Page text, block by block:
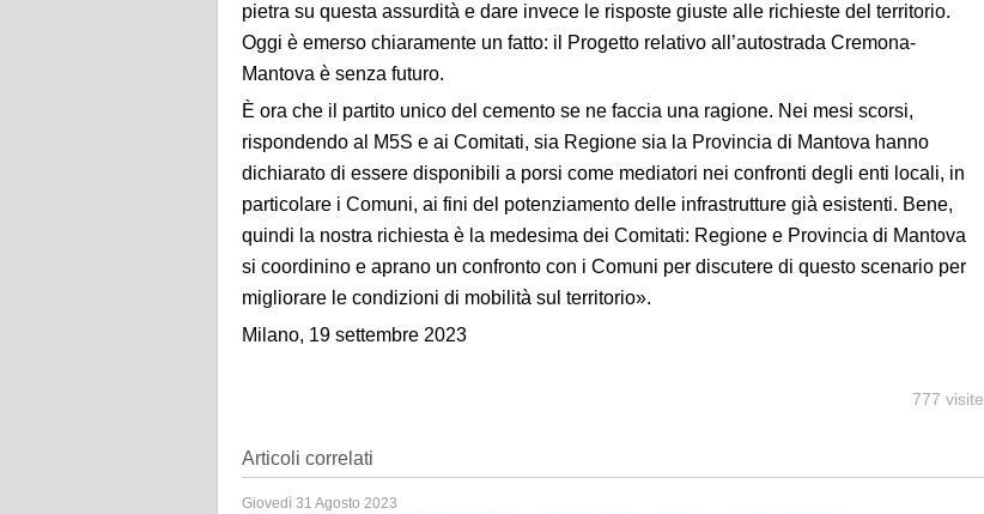
pietra su questa assurdità e dare invece le risposte giuste alle richieste del territorio.
Oggi è emerso chiaramente un fatto: il Progetto relativo all’autostrada Cremona-
Mantova è senza futuro.
È ora che il partito unico del cemento se ne faccia una ragione. Nei mesi scorsi,
rispondendo al M5S e ai Comitati, sia Regione sia la Provincia di Mantova hanno
dichiarato di essere disponibili a porsi come mediatori nei confronti degli enti locali, in
particolare i Comuni, ai fini del potenziamento delle infrastrutture già esistenti. Bene,
quindi la nostra richiesta è la medesima dei Comitati: Regione e Provincia di Mantova
si coordinino e aprano un confronto con i Comuni per discutere di questo scenario per
migliorare le condizioni di mobilità sul territorio».
Milano, 19 settembre 2023
777 visite
Articoli correlati
Giovedì 31 Agosto 2023